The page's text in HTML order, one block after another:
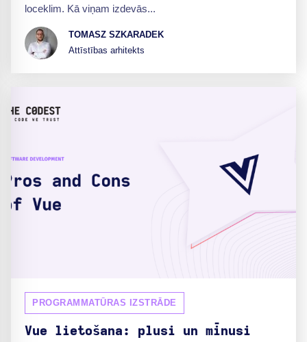
loceklim. Kā viņam izdevās...
TOMASZ SZKARADEK
Attīstības arhitekts
PROGRAMMATŪRAS IZSTRĀDE
Vue lietošana: plusi un mīnusi